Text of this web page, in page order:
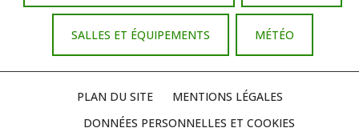
SALLES ET ÉQUIPEMENTS MÉTÉO
PLAN DU SITE
MENTIONS LÉGALES
DONNÉES PERSONNELLES ET COOKIES